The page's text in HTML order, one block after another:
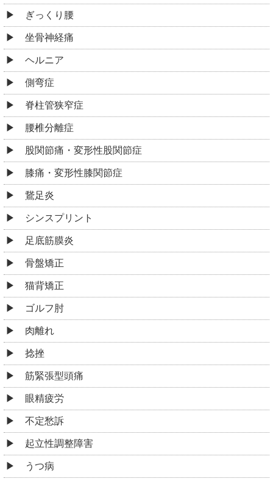
脊柱管狭窄症
腰椎分離症
股関節痛・変形性股関節症
膝痛・変形性膝関節症
鵞足炎
シンスプリント
足底筋膜炎
骨盤矯正
猫背矯正
ゴルフ肘
肉離れ
捻挫
筋緊張型頭痛
眼精疲労
不定愁訴
起立性調整障害
うつ病
むちうち
手のしびれ
足のしびれ
美容鍼